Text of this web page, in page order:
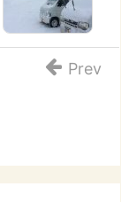
Prev